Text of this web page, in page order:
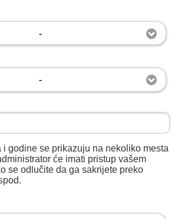
-
-
i godine se prikazuju na nekoliko mesta
će imati pristup vašem
se odlučite da ga sakrijete preko